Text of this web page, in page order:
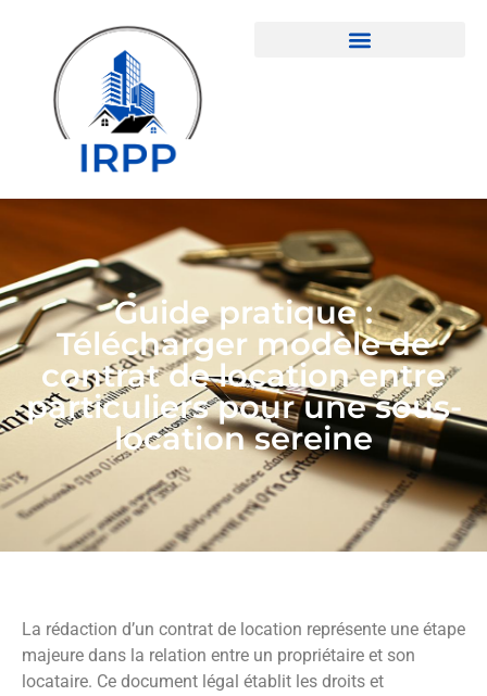
Guide pratique :
Télécharger modèle de
contrat de location entre
particuliers pour une sous-
location sereine
La rédaction d’un contrat de location représente une étape
majeure dans la relation entre un propriétaire et son
locataire. Ce document légal établit les droits et